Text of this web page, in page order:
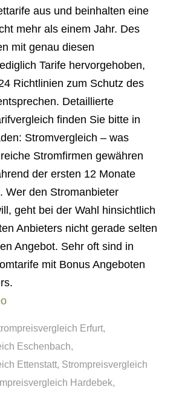
aus und beinhalten eine
mehr als einem Jahr. Des
mit genau diesen
Tarife hervorgehoben,
Richtlinien zum Schutz des
Detaillierte
finden Sie bitte in
Stromvergleich – was
Stromfirmen gewähren
der ersten 12 Monate
Wer den Stromanbieter
geht bei der Wahl hinsichtlich
Anbieters nicht gerade selten
Angebot. Sehr oft sind in
mit Bonus Angeboten
Erfurt,
Eschenbach,
Ettenstatt, Strompreisvergleich
Hardebek,